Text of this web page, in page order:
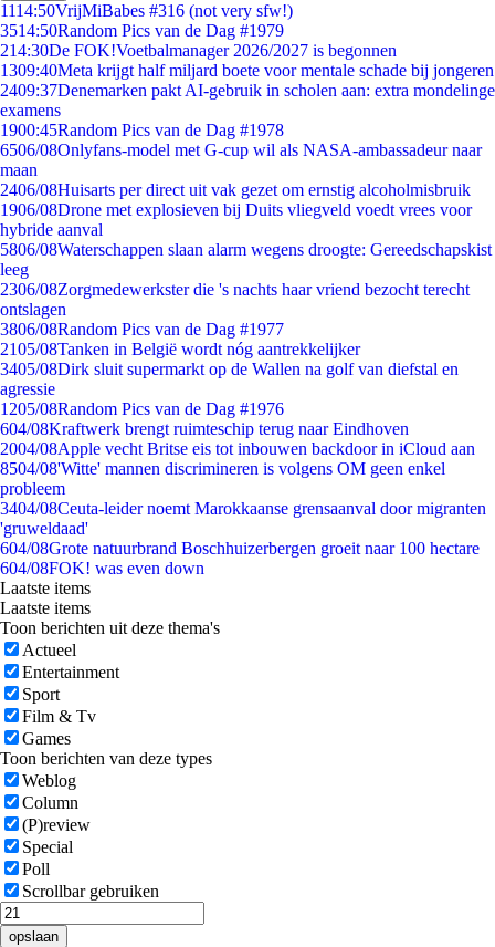
1114:50VrijMiBabes #316 (not very sfw!)
3514:50Random Pics van de Dag #1979
214:30De FOK!Voetbalmanager 2026/2027 is begonnen
1309:40Meta krijgt half miljard boete voor mentale schade bij jongeren
2409:37Denemarken pakt AI-gebruik in scholen aan: extra mondelinge
examens
1900:45Random Pics van de Dag #1978
6506/08Onlyfans-model met G-cup wil als NASA-ambassadeur naar
maan
2406/08Huisarts per direct uit vak gezet om ernstig alcoholmisbruik
1906/08Drone met explosieven bij Duits vliegveld voedt vrees voor
hybride aanval
5806/08Waterschappen slaan alarm wegens droogte: Gereedschapskist
leeg
2306/08Zorgmedewerkster die 's nachts haar vriend bezocht terecht
ontslagen
3806/08Random Pics van de Dag #1977
2105/08Tanken in België wordt nóg aantrekkelijker
3405/08Dirk sluit supermarkt op de Wallen na golf van diefstal en
agressie
1205/08Random Pics van de Dag #1976
604/08Kraftwerk brengt ruimteschip terug naar Eindhoven
2004/08Apple vecht Britse eis tot inbouwen backdoor in iCloud aan
8504/08'Witte' mannen discrimineren is volgens OM geen enkel
probleem
3404/08Ceuta-leider noemt Marokkaanse grensaanval door migranten
'gruweldaad'
604/08Grote natuurbrand Boschhuizerbergen groeit naar 100 hectare
604/08FOK! was even down
Laatste items
Laatste items
Toon berichten uit deze thema's
Actueel
Entertainment
Sport
Film & Tv
Games
Toon berichten van deze types
Weblog
Column
(P)review
Special
Poll
Scrollbar gebruiken
opslaan